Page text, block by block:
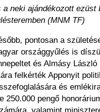
a neki ajándékozott ezüst
(MNM TF)
pontosan a
országgyűlés is
és Almásy László
felkérték Apponyit
és
250.000 pengő
valamint